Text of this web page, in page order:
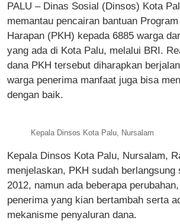
PALU – Dinas Sosial (Dinsos) Kota
memantau pencairan bantuan
Harapan (PKH) kepada 6885 warga
yang ada di Kota Palu, melalui BRI.
dana PKH tersebut diharapkan
warga penerima manfaat juga bisa
dengan baik.
Kepala Dinsos Kota Palu, Nursalam
Kepala Dinsos Kota Palu, Nursalam,
menjelaskan, PKH sudah berlangsung
2012, namun ada beberapa
penerima yang kian bertambah serta
mekanisme penyaluran dana.